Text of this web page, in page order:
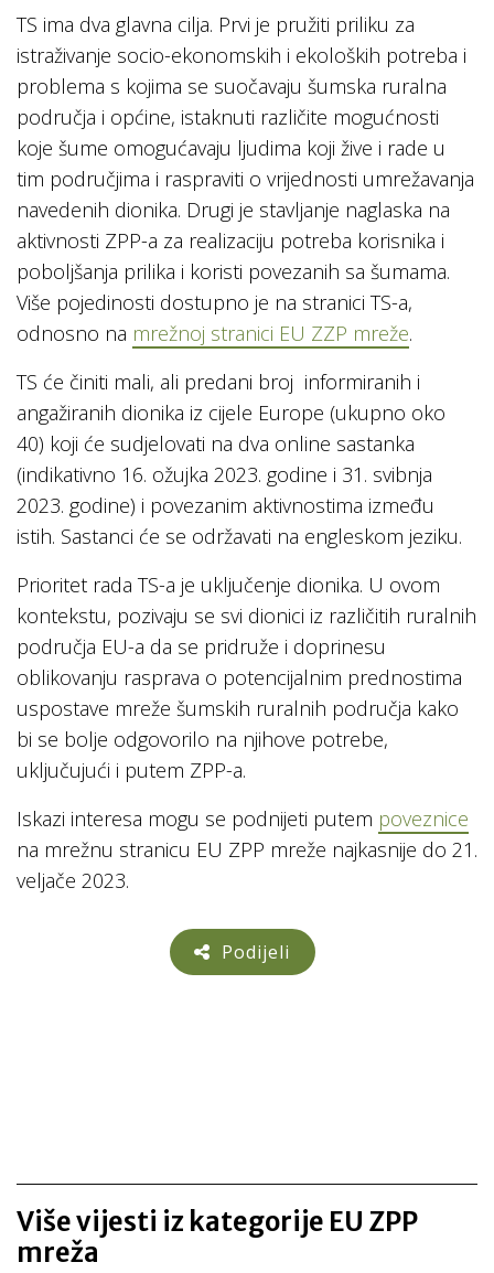
TS ima dva glavna cilja. Prvi je pružiti priliku za
istraživanje socio-ekonomskih i ekoloških potreba i
problema s kojima se suočavaju šumska ruralna
područja i općine, istaknuti različite mogućnosti
koje šume omogućavaju ljudima koji žive i rade u
tim područjima i raspraviti o vrijednosti umrežavanja
navedenih dionika. Drugi je stavljanje naglaska na
aktivnosti ZPP-a za realizaciju potreba korisnika i
poboljšanja prilika i koristi povezanih sa šumama.
Više pojedinosti dostupno je na stranici TS-a,
odnosno na mrežnoj stranici EU ZZP mreže.
TS će činiti mali, ali predani broj informiranih i
angažiranih dionika iz cijele Europe (ukupno oko
40) koji će sudjelovati na dva online sastanka
(indikativno 16. ožujka 2023. godine i 31. svibnja
2023. godine) i povezanim aktivnostima između
istih. Sastanci će se održavati na engleskom jeziku.
Prioritet rada TS-a je uključenje dionika. U ovom
kontekstu, pozivaju se svi dionici iz različitih ruralnih
područja EU-a da se pridruže i doprinesu
oblikovanju rasprava o potencijalnim prednostima
uspostave mreže šumskih ruralnih područja kako
bi se bolje odgovorilo na njihove potrebe,
uključujući i putem ZPP-a.
Iskazi interesa mogu se podnijeti putem poveznice
na mrežnu stranicu EU ZPP mreže najkasnije do 21.
veljače 2023.
Podijeli
Više vijesti iz kategorije EU ZPP
mreža